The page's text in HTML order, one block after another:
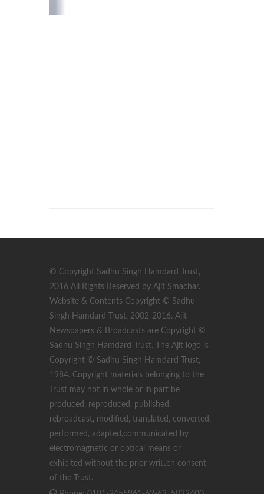
© Copyright Sadhu Singh Hamdard Trust,
2016 All Rights Reserved by Ajit Smachar.
Website & Contents Copyright © Sadhu
Singh Hamdard Trust, 2002-2016. Ajit
Newspapers & Broadcasts are Copyright ©
Sadhu Singh Hamdard Trust. The Ajit logo is
Copyright © Sadhu Singh Hamdard Trust,
1984. Copyright materials belonging to the
Trust may not in whole or in part be
produced, reproduced, published,
rebroadcast, modified, translated, converted,
performed, adapted,communicated by
electromagnetic or optical means or
exhibited without the prior written consent
of the Trust.